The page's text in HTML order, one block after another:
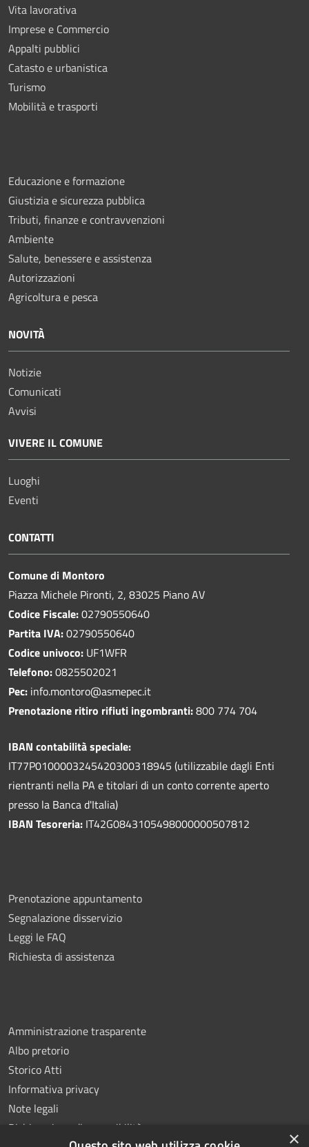
Vita lavorativa
Imprese e Commercio
Appalti pubblici
Catasto e urbanistica
Turismo
Mobilità e trasporti
Educazione e formazione
Giustizia e sicurezza pubblica
Tributi, finanze e contravvenzioni
Ambiente
Salute, benessere e assistenza
Autorizzazioni
Agricoltura e pesca
NOVITÀ
Notizie
Comunicati
Avvisi
VIVERE IL COMUNE
Luoghi
Eventi
CONTATTI
Comune di Montoro
Piazza Michele Pironti, 2, 83025 Piano AV
Codice Fiscale:02790550640
Partita IVA:02790550640
Codice univoco: UF1WFR
Telefono:0825502021
Pec: info.montoro@asmepec.it
Prenotazione ritiro rifiuti ingombranti:800 774 704
IBAN contabilità speciale:
IT77P0100003245420300318945 (utilizzabile dagli Enti
rientranti nella PA e titolari di un conto corrente aperto
presso la Banca d'Italia)
IBAN Tesoreria: IT42G0843105498000000507812
Prenotazione appuntamento
Segnalazione disservizio
Leggi le FAQ
Richiesta di assistenza
Amministrazione trasparente
Albo pretorio
Storico Atti
Informativa privacy
Note legali
Dichiarazione di accessibilità
×